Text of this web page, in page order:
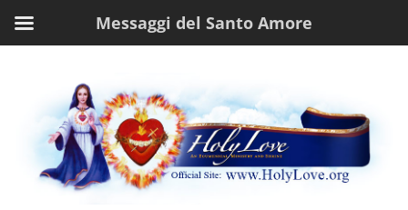
Messaggi del Santo Amore